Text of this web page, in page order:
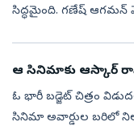
సిద్ధమైంది. గణేష్ ఆగమన్
ఆ సినిమాకు ఆస్కార్‌
ఓ భారీ బడ్జెట్‌ చిత్రం
సినిమా అవార్డుల బరిలో